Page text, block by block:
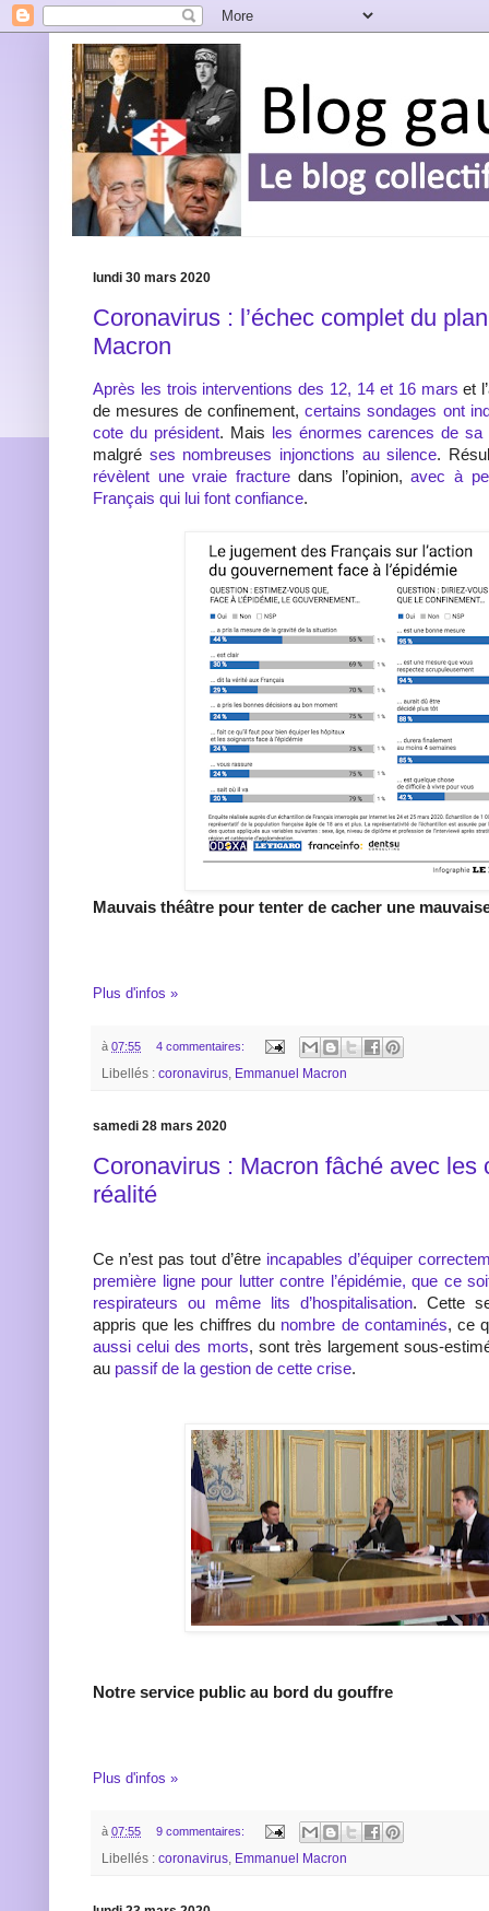
lundi 30 mars 2020
Coronavirus : l’échec complet du
Macron
Après les trois interventions des 12, 14 et 16 mars et
de mesures de confinement,certains sondages ont
cote du président. Mais
les énormes carences de sa
malgré ses nombreuses injonctions au silence.
révèlent une vraie fracturedans l’opinion,avec à
Français qui lui font confiance.
Mauvais théâtre pour tenter de cacher une
Plus d'infos »
à 07:55 4 commentaires:
Libellés : coronavirus, Emmanuel Macron
samedi 28 mars 2020
Coronavirus : Macron fâché avec les
réalité
Ce n’est pas tout d’être incapables d’équiper
première ligne pour lutter contre l’épidémie, que ce
respirateurs ou même lits d’hospitalisation. Cette
appris que les chiffres du nombre de contaminés, ce
aussi celui des morts, sont très largement sous-
au passif de la gestion de cette crise.
Notre service public au bord du gouffre
Plus d'infos »
à 07:55 9 commentaires:
Libellés : coronavirus, Emmanuel Macron